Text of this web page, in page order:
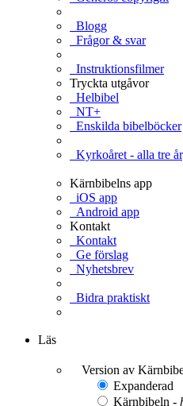
Blogg
Frågor & svar
Instruktionsfilmer
Tryckta utgåvor
Helbibel
NT+
Enskilda bibelböcker
Kyrkoåret - alla tre
Kärnbibelns app
iOS app
Android app
Kontakt
Kontakt
Ge förslag
Nyhetsbrev
Bidra praktiskt
Läs
Version av
Expanderad
Kärnbibeln -